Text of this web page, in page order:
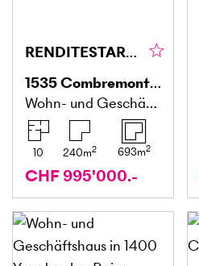
RENDITESTARK, FLEXIBEL & ZENTRAL
1535Combremont-le-Grand
Wohn- und Geschäftshaus
10 240m2 693m2
CHF 995'000.-